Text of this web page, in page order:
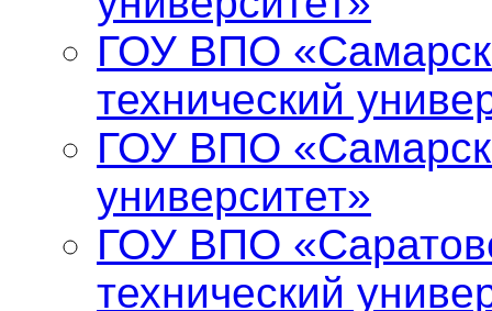
ГОУ ВПО
технический
ГОУ ВПО
университет»
ГОУ ВПО
технический